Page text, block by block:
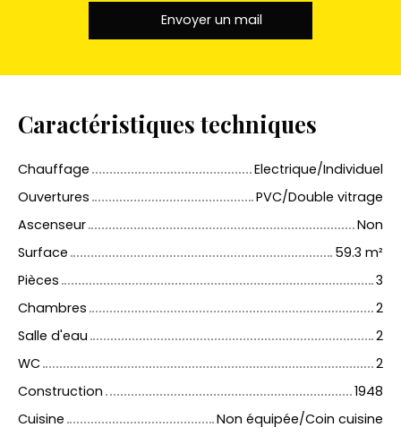
Envoyer un mail
Caractéristiques techniques
Chauffage
Electrique/Individuel
Ouvertures
PVC/Double vitrage
Ascenseur
Non
Surface
59.3 m²
Pièces
3
Chambres
2
Salle d'eau
2
WC
2
Construction
1948
Cuisine
Non équipée/Coin cuisine